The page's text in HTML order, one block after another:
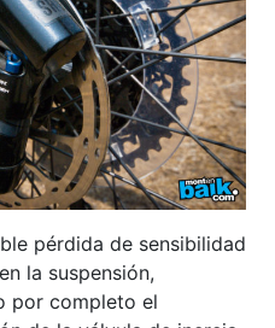
pérdida de sensibilidad
la suspensión,
por completo el